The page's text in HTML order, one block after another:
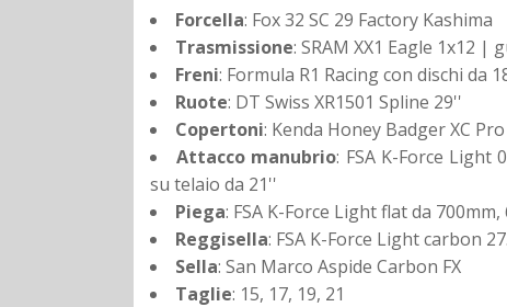
Forcella: Fox 32 SC 29 Factory Kashima
Trasmissione: SRAM XX1 Eagle 1x12 |
Freni: Formula R1 Racing con dischi da
Ruote: DT Swiss XR1501 Spline 29''
Copertoni: Kenda Honey Badger XC
Attacco manubrio: FSA K-Force Light
su telaio da 21''
Piega: FSA K-Force Light flat da
Reggisella: FSA K-Force Light carbon
Sella: San Marco Aspide Carbon FX
Taglie: 15, 17, 19, 21